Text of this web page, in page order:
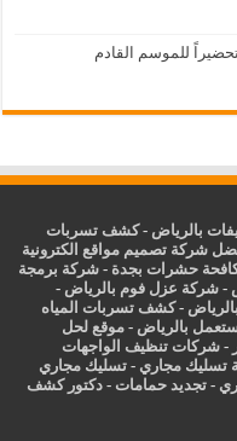
للموسم القادم
بالرياض -كشف تسربات
شركة تصميم مواقع الكترونية
حشرات بجدة -شركة برمجة
-شركة عزل فوم بالرياض -
-كشف تسربات المياه
بالرياض - موقع لحل
-شركات تنظيف الواجهات
تسليك مجاري -تسليك مجاري
-تجديد حمامات -دكتور كشف